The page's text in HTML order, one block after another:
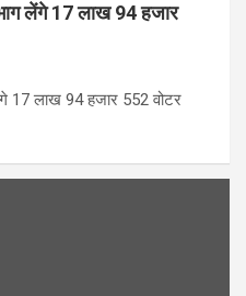
लेंगे 17 लाख 94 हजार
17 लाख 94 हजार 552 वोटर